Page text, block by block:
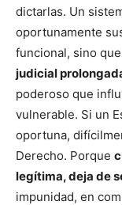
dictarlas. Un
oportunamente
funcional, sino
judicial
poderoso que
vulnerable. Si un
oportuna,
Derecho. Porque
legítima, deja de
impunidad, en